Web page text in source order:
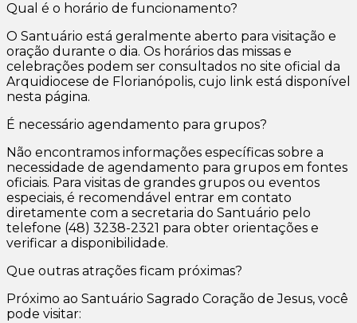
Qual é o horário de funcionamento?
O Santuário está geralmente aberto para visitação e
oração durante o dia. Os horários das missas e
celebrações podem ser consultados no site oficial da
Arquidiocese de Florianópolis, cujo link está disponível
nesta página.
É necessário agendamento para grupos?
Não encontramos informações específicas sobre a
necessidade de agendamento para grupos em fontes
oficiais. Para visitas de grandes grupos ou eventos
especiais, é recomendável entrar em contato
diretamente com a secretaria do Santuário pelo
telefone (48) 3238-2321 para obter orientações e
verificar a disponibilidade.
Que outras atrações ficam próximas?
Próximo ao Santuário Sagrado Coração de Jesus, você
pode visitar: